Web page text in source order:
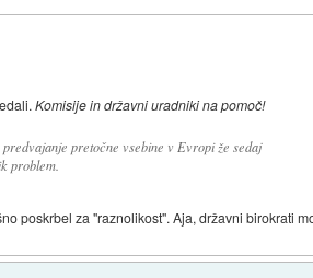
Komisije in državni uradniki na pomoč!
pretočne vsebine v Evropi že sedaj
problem.
poskrbel za "raznolikost". Aja, državni birokrati